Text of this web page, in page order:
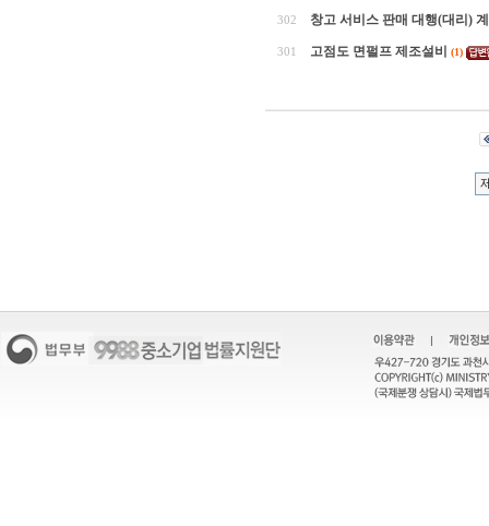
302 창고 서비스 판매 대행(대리)
301 고점도 면펄프 제조설비 (1)